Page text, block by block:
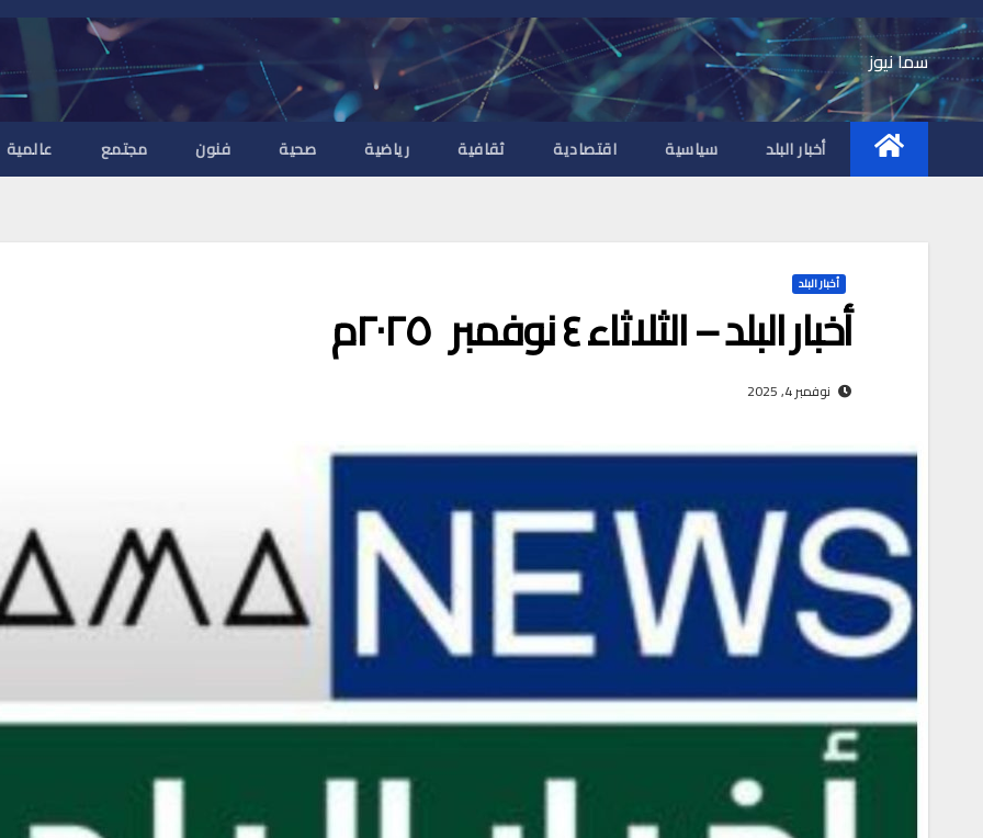
Skip
to
content
سما نيوز
أخبار البلد سياسية اقتصادية ثقافية رياضية صحية فنون مجتمع عالمية
أخبار البلد
أخبار البلد – الثلاثاء ٤ نوفمبر ٢٠٢٥م
نوفمبر 4, 2025